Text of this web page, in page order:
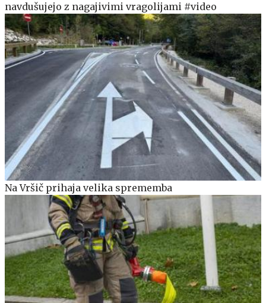
navdušujejo z nagajivimi vragolijami #video
Na Vršič prihaja velika sprememba